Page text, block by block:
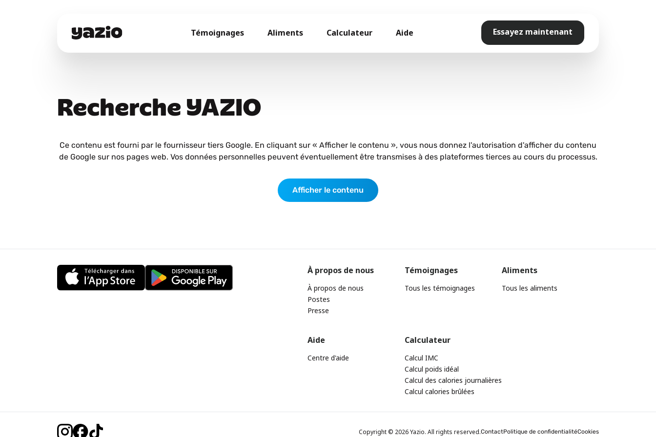
Témoignages Aliments Calculateur Aide Essayez maintenant
Recherche YAZIO
Ce contenu est fourni par le fournisseur tiers Google. En cliquant sur « Afficher le contenu », vous nous donnez l'autorisation d'afficher du contenu
de Google sur nos pages web. Vos données personnelles peuvent éventuellement être transmises à des plateformes tierces au cours du processus.
Afficher le contenu
À propos de nous
À propos de nous
Postes
Presse
Témoignages
Tous les témoignages
Aliments
Tous les aliments
Aide
Centre d'aide
Calculateur
Calcul IMC
Calcul poids idéal
Calcul des calories journalières
Calcul calories brûlées
Copyright © 2026 Yazio. All rights reserved.ContactPolitique de confidentialitéCookies